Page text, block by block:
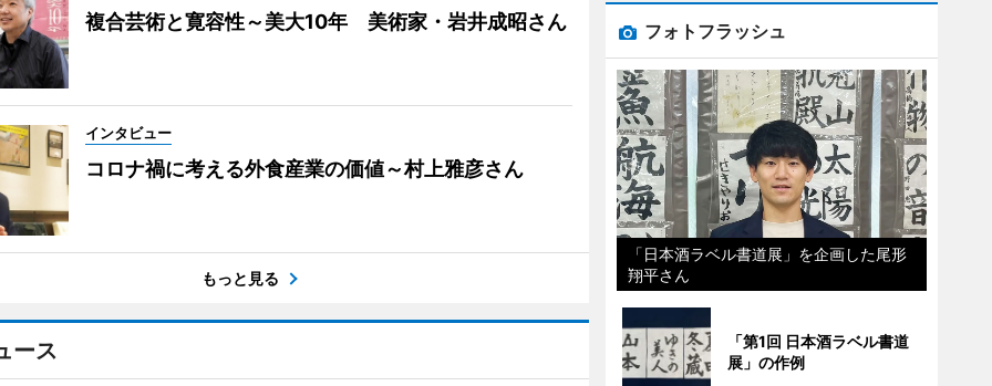
複合芸術と寛容性～美大10年 美術家・岩井成昭さん
インタビュー
コロナ禍に考える外食産業の価値～村上雅彦さん
もっと見る
ース
フォトフラッシュ
「日本酒ラベル書道展」を企画した尾形
翔平さん
「第1回 日本酒ラベル書道
展」の作例